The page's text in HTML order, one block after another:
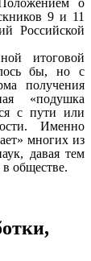
о
9 и 11
Российской
итоговой
бы, но с
получения
«подушка
с пути или
Именно
многих из
давая тем
обществе.